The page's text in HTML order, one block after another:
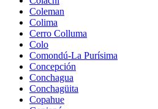
Coleman
Colima
Cerro Colluma
Colo
Comondú-La Purísima
Concepción
Conchagua
Conchagüita
Copahue